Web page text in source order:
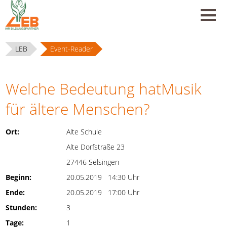
LEB Event-Reader
Welche Bedeutung hatMusik
für ältere Menschen?
Ort:
Alte Schule
Alte Dorfstraße 23
27446 Selsingen
Beginn:
20.05.2019 14:30 Uhr
Ende:
20.05.2019 17:00 Uhr
Stunden:
3
Tage:
1